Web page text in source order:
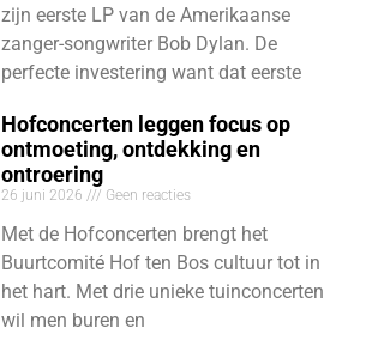
zijn eerste LP van de Amerikaanse
zanger-songwriter Bob Dylan. De
perfecte investering want dat eerste
Hofconcerten leggen focus op
ontmoeting, ontdekking en
ontroering
26 juni 2026 Geen reacties
Met de Hofconcerten brengt het
Buurtcomité Hof ten Bos cultuur tot in
het hart. Met drie unieke tuinconcerten
wil men buren en